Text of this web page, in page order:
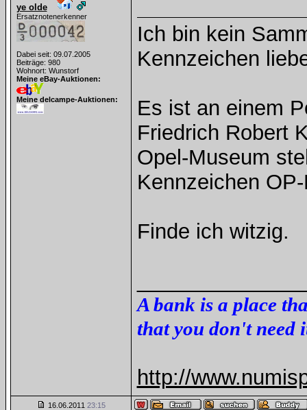
ye olde
Ersatznotenerkenner
Dabei seit: 09.07.2005
Beiträge: 980
Wohnort: Wunstorf
Meine eBay-Auktionen:
Meine delcampe-Auktionen:
Ich bin kein
Kennzeichen
Es ist an einem
Friedrich Robert
Opel-Museum
Kennzeichen
Finde ich witzig.
A bank is a place
that you don't need
http://
16.06.2011 23:15